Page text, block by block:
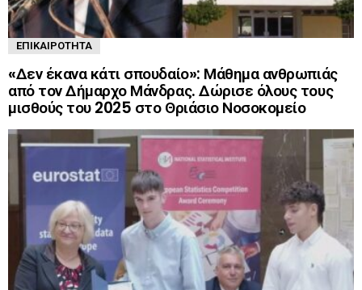
ΕΠΙΚΑΙΡΌΤΗΤΑ
«Δεν έκανα κάτι σπουδαίο»: Μάθημα ανθρωπιάς
από τον Δήμαρχο Μάνδρας. Δώρισε όλους τους
μισθούς του 2025 στο Θριάσιο Νοσοκομείο